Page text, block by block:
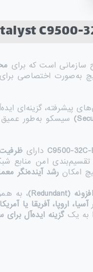
به‌صورت اختصاصی
پیشرفته، گزینه‌ای
سیسکو به‌طور
C9500-32C- دارای
امن منابع
امکان رشد آینده‌نگر
افزونه (Redundant) ، به
آسیا، اروپا، آفریقا یا
به یکگزینه ایده‌آل